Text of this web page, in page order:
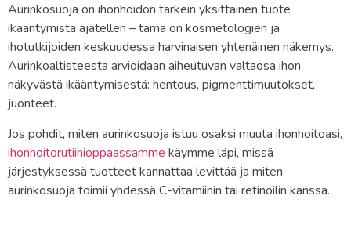
Aurinkosuoja on ihonhoidon tärkein yksittäinen tuote
ikääntymistä ajatellen – tämä on kosmetologien ja
ihotutkijoiden keskuudessa harvinaisen yhtenäinen näkemys.
Aurinkoaltisteesta arvioidaan aiheutuvan valtaosa ihon
näkyvästä ikääntymisestä: hentous, pigmenttimuutokset,
juonteet.
Jos pohdit, miten aurinkosuoja istuu osaksi muuta ihonhoitoasi,
ihonhoitorutiinioppaassamme käymme läpi, missä
järjestyksessä tuotteet kannattaa levittää ja miten
aurinkosuoja toimii yhdessä C-vitamiinin tai retinoilin kanssa.